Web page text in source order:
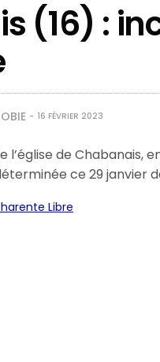
(16) :
16 FÉVRIER 2023
l’église de Chabanais,
ce 29 janvier
Libre